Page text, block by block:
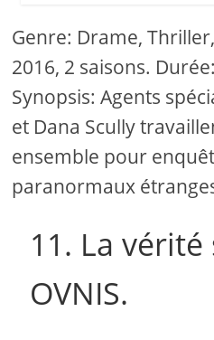
Genre: Drame,
2016, 2 saisons.
Synopsis: Agents
et Dana Scully
ensemble pour
paranormaux
11. La vérité
OVNIS.